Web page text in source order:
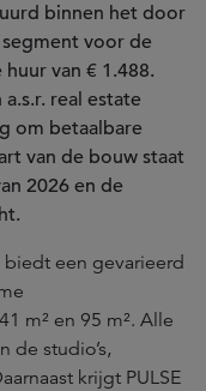
binnen het door
voor de
van € 1.488.
real estate
om betaalbare
van de bouw staat
2026 en de
een gevarieerd
m² en 95 m². Alle
de studio’s,
krijgt PULSE